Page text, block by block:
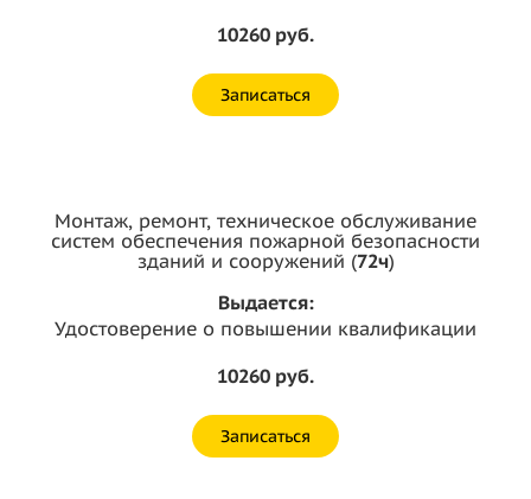
10260 руб.
Записаться
Монтаж, ремонт, техническое обслуживание
систем обеспечения пожарной безопасности
зданий и сооружений (72ч)
Выдается:
Удостоверение о повышении квалификации
10260 руб.
Записаться